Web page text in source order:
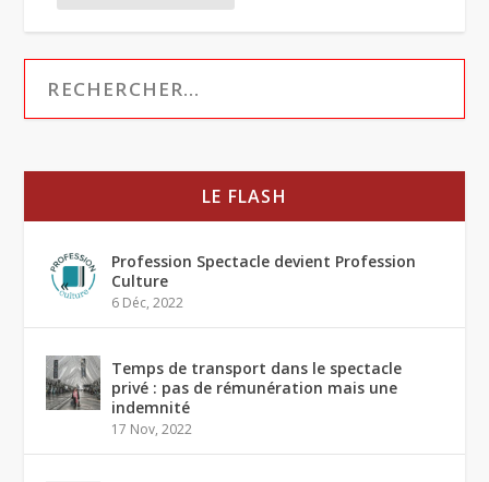
LE FLASH
Profession Spectacle devient Profession
Culture
6 Déc, 2022
Temps de transport dans le spectacle
privé : pas de rémunération mais une
indemnité
17 Nov, 2022